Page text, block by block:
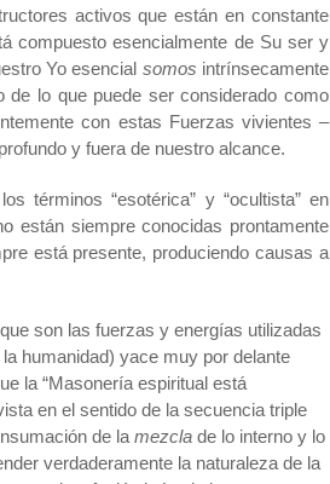
activos que están en constante
compuesto esencialmente de Su ser y
Yo esencial somos intrínsecamente
de lo que puede ser considerado como
con estas Fuerzas vivientes –
y fuera de nuestro alcance.
términos “esotérica” y “ocultista” en
están siempre conocidas prontamente
está presente, produciendo causas a
son las fuerzas y energías utilizadas
humanidad) yace muy por delante
la “Masonería espiritual está
en el sentido de la secuencia triple
de la mezcla de lo interno y lo
verdaderamente la naturaleza de la